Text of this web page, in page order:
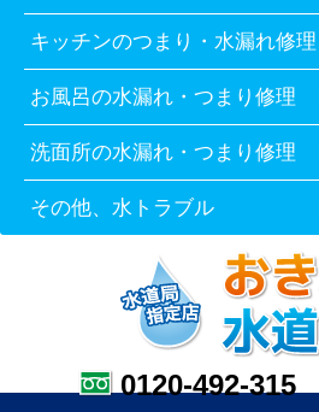
キッチンのつまり・水漏れ修理
お風呂の水漏れ・つまり修理
洗面所の水漏れ・つまり修理
その他、水トラブル
0120-492-315